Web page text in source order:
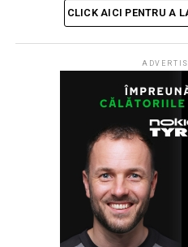
CLICK AICI PENTRU A